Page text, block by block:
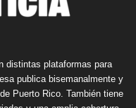
distintas plataformas para
publica bisemanalmente y
Puerto Rico. También tiene